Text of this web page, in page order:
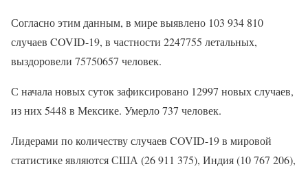
Согласно этим данным, в мире выявлено 103 934 810
случаев COVID-19, в частности 2247755 летальных,
выздоровели 75750657 человек.
С начала новых суток зафиксировано 12997 новых случаев,
из них 5448 в Мексике. Умерло 737 человек.
Лидерами по количеству случаев COVID-19 в мировой
статистике являются США (26 911 375), Индия (10 767 206),